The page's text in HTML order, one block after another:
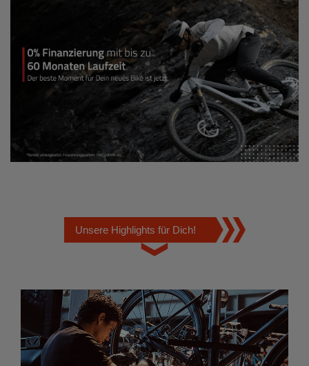
Unsere Highlights für Dich!